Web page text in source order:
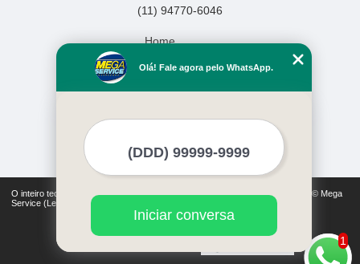
(11) 94770-6046
Home
Empresa
Mais Serviços
O inteiro teor deste site está sujeito à proteção de direitos autorais. Copyright© Mega
Service (Lei 9610 de 19/02/1998)
1
Olá! Fale agora pelo WhatsApp.
Iniciar conversa